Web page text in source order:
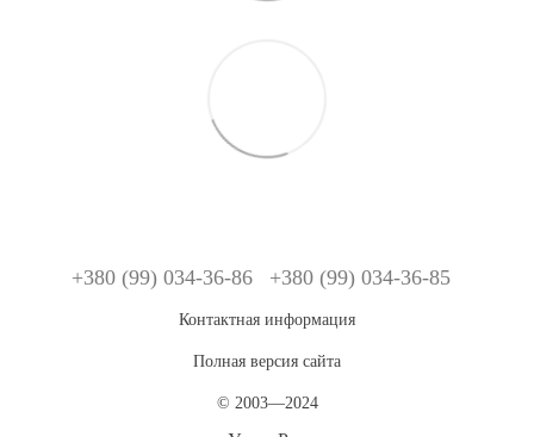
+380 (99) 034-36-86 +380 (99) 034-36-85
Контактная информация
Полная версия сайта
© 2003—2024